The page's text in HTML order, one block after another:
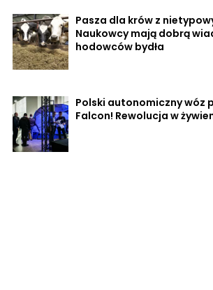
Pasza dla krów z
Naukowcy mają dobrą
hodowców bydła
Polski autonomiczny wóz
Falcon! Rewolucja w